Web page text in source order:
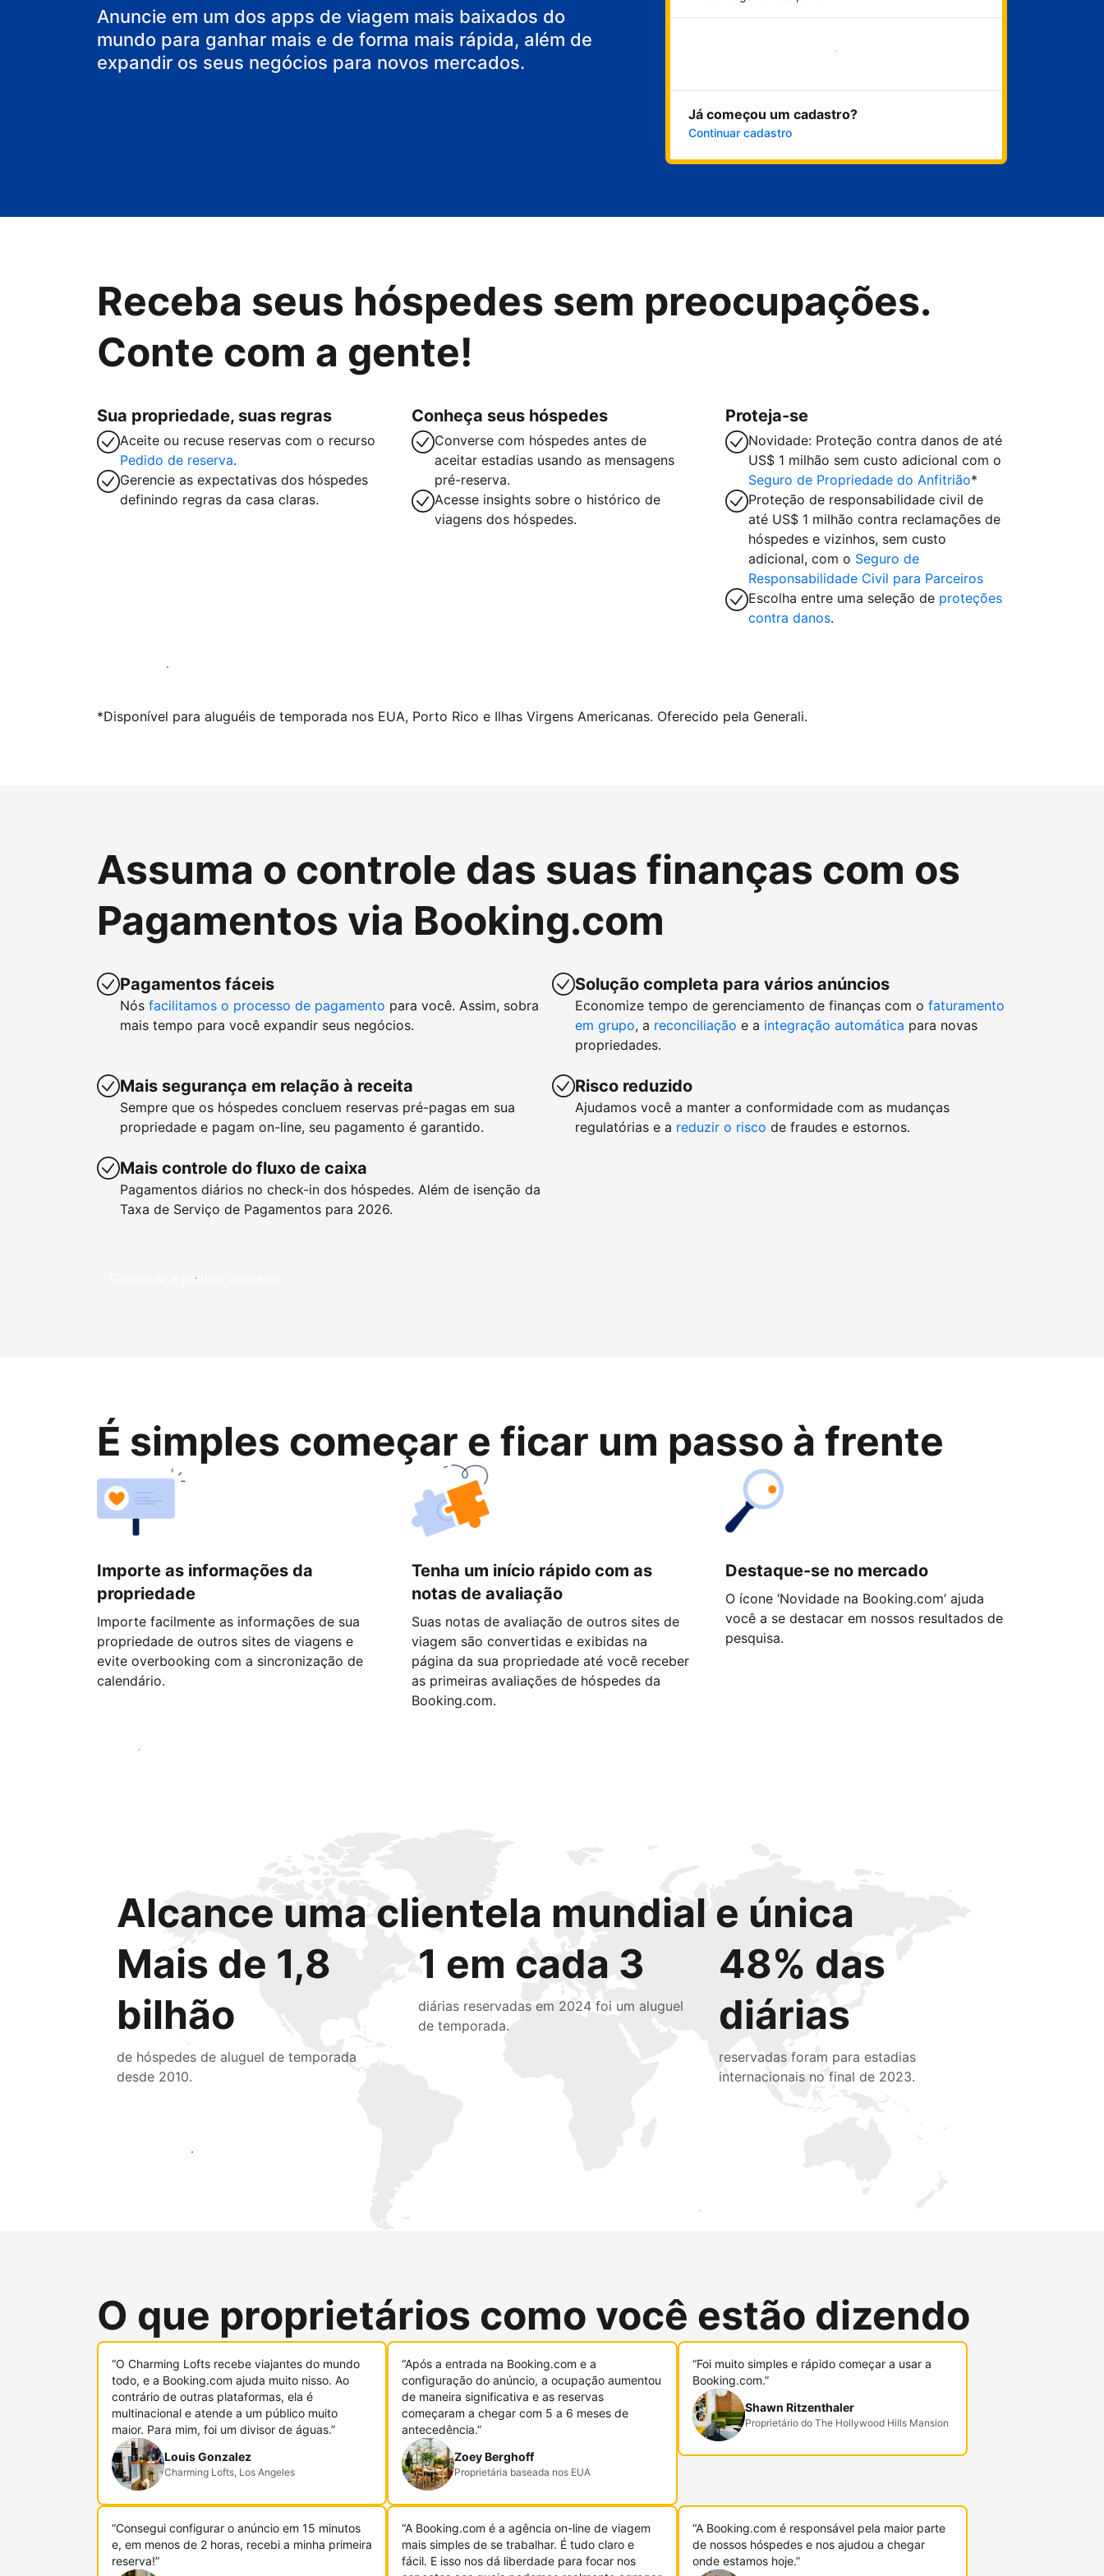
sua casa
Anuncie em um dos apps de viagem mais baixados do
mundo para ganhar mais e de forma mais rápida, além de
expandir os seus negócios para novos mercados.
Comece agora
Já começou um cadastro?
Continuar cadastro
Receba seus hóspedes sem preocupações.
Conte com a gente!
Sua propriedade, suas regras
Aceite ou recuse reservas com o recurso
Pedido de reserva.
Gerencie as expectativas dos hóspedes
definindo regras da casa claras.
Conheça seus hóspedes
Converse com hóspedes antes de
aceitar estadias usando as mensagens
pré-reserva.
Acesse insights sobre o histórico de
viagens dos hóspedes.
Proteja-se
Novidade: Proteção contra danos de até
US$ 1 milhão sem custo adicional com o
Seguro de Propriedade do Anfitrião*
Proteção de responsabilidade civil de
até US$ 1 milhão contra reclamações de
hóspedes e vizinhos, sem custo
adicional, com o Seguro de
Responsabilidade Civil para Parceiros
Escolha entre uma seleção de proteções
contra danos.
Anunciar conosco
*Disponível para aluguéis de temporada nos EUA, Porto Rico e Ilhas Virgens Americanas. Oferecido pela Generali.
Assuma o controle das suas finanças com os
Pagamentos via Booking.com
Pagamentos fáceis
Nós facilitamos o processo de pagamento para você. Assim, sobra
mais tempo para você expandir seus negócios.
Mais segurança em relação à receita
Sempre que os hóspedes concluem reservas pré-pagas em sua
propriedade e pagam on-line, seu pagamento é garantido.
Mais controle do fluxo de caixa
Pagamentos diários no check-in dos hóspedes. Além de isenção da
Taxa de Serviço de Pagamentos para 2026.
Solução completa para vários anúncios
Economize tempo de gerenciamento de finanças com o faturamento
em grupo, a reconciliação e a integração automática para novas
propriedades.
Risco reduzido
Ajudamos você a manter a conformidade com as mudanças
regulatórias e a reduzir o risco de fraudes e estornos.
Começar a ganhar dinheiro
É simples começar e ficar um passo à frente
Importe as informações da
propriedade
Importe facilmente as informações de sua
propriedade de outros sites de viagens e
evite overbooking com a sincronização de
calendário.
Tenha um início rápido com as
notas de avaliação
Suas notas de avaliação de outros sites de
viagem são convertidas e exibidas na
página da sua propriedade até você receber
as primeiras avaliações de hóspedes da
Booking.com.
Destaque-se no mercado
O ícone ‘Novidade na Booking.com’ ajuda
você a se destacar em nossos resultados de
pesquisa.
Começar
Alcance uma clientela mundial e única
Mais de 1,8
bilhão
de hóspedes de aluguel de temporada
desde 2010.
1 em cada 3
diárias reservadas em 2024 foi um aluguel
de temporada.
48% das
diárias
reservadas foram para estadias
internacionais no final de 2023.
Alcançar novos hóspedes
O que proprietários como você estão dizendo
“O Charming Lofts recebe viajantes do mundo
todo, e a Booking.com ajuda muito nisso. Ao
contrário de outras plataformas, ela é
multinacional e atende a um público muito
maior. Para mim, foi um divisor de águas.”
Louis Gonzalez
Charming Lofts, Los Angeles
“Após a entrada na Booking.com e a
configuração do anúncio, a ocupação aumentou
de maneira significativa e as reservas
começaram a chegar com 5 a 6 meses de
antecedência.”
Zoey Berghoff
Proprietária baseada nos EUA
“Foi muito simples e rápido começar a usar a
Booking.com.”
Shawn Ritzenthaler
Proprietário do The Hollywood Hills Mansion
“Consegui configurar o anúncio em 15 minutos
e, em menos de 2 horas, recebi a minha primeira
reserva!”
“A Booking.com é a agência on-line de viagem
mais simples de se trabalhar. É tudo claro e
fácil. E isso nos dá liberdade para focar nos
“A Booking.com é responsável pela maior parte
de nossos hóspedes e nos ajudou a chegar
onde estamos hoje.”